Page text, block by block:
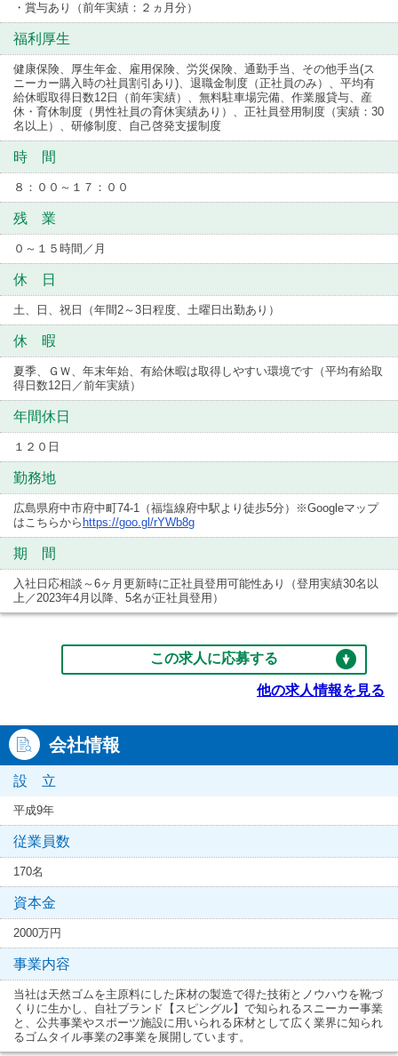
・賞与あり（前年実績：２ヵ月分）
福利厚生
健康保険、厚生年金、雇用保険、労災保険、通勤手当、その他手当(ス
ニーカー購入時の社員割引あり)、退職金制度（正社員のみ）、平均有
給休暇取得日数12日（前年実績）、無料駐車場完備、作業服貸与、産
休・育休制度（男性社員の育休実績あり）、正社員登用制度（実績：30
名以上）、研修制度、自己啓発支援制度
時 間
８：００～１７：００
残 業
０～１５時間／月
休 日
土、日、祝日（年間2～3日程度、土曜日出勤あり）
休 暇
夏季、ＧＷ、年末年始、有給休暇は取得しやすい環境です（平均有給取
得日数12日／前年実績）
年間休日
１２０日
勤務地
広島県府中市府中町74-1（福塩線府中駅より徒歩5分）※Googleマップ
はこちらから https://goo.gl/rYWb8g
期 間
入社日応相談～6ヶ月更新時に正社員登用可能性あり（登用実績30名以
上／2023年4月以降、5名が正社員登用）
この求人に応募する
他の求人情報を見る
会社情報
設 立
平成9年
従業員数
170名
資本金
2000万円
事業内容
当社は天然ゴムを主原料にした床材の製造で得た技術とノウハウを靴づ
くりに生かし、自社ブランド【スピングル】で知られるスニーカー事業
と、公共事業やスポーツ施設に用いられる床材として広く業界に知られ
るゴムタイル事業の2事業を展開しています。